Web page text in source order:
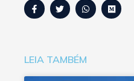
LEIA TAMBÉM